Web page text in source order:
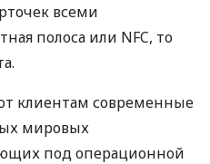
всеми
полоса или NFC, то
клиентам современные
мировых
под операционной